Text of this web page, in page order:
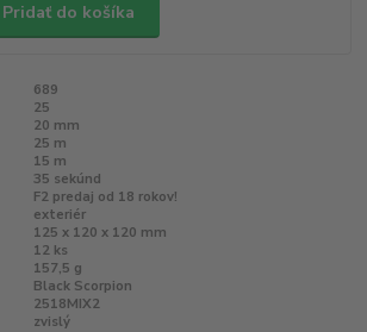
Pridať do košíka
689
25
20 mm
25 m
15 m
35 sekúnd
F2 predaj od 18 rokov!
exteriér
125 x 120 x 120 mm
12 ks
157,5 g
Black Scorpion
2518MIX2
zvislý